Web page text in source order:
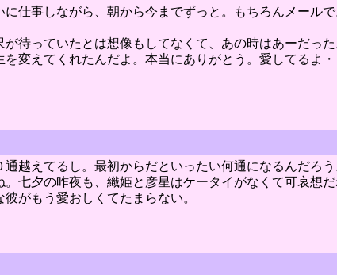
仕事しながら、朝から今までずっと。もちろんメール
待っていたとは想像もしてなくて、あの時はあーだっ
変えてくれたんだよ。本当にありがとう。愛してるよ
越えてるし。最初からだといったい何通になるんだろ
七夕の昨夜も、織姫と彦星はケータイがなくて可哀想
がもう愛おしくてたまらない。